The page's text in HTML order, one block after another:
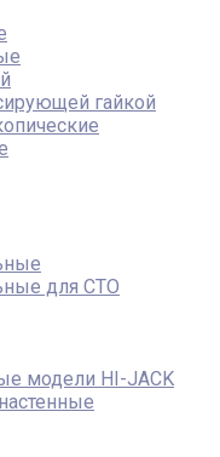
гайкой
для СТО
модели HI-JACK